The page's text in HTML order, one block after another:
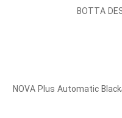
ساعت مچی اتوماتیک نُوا پلاس کربن سیاهNOVA Plus Automatic Black